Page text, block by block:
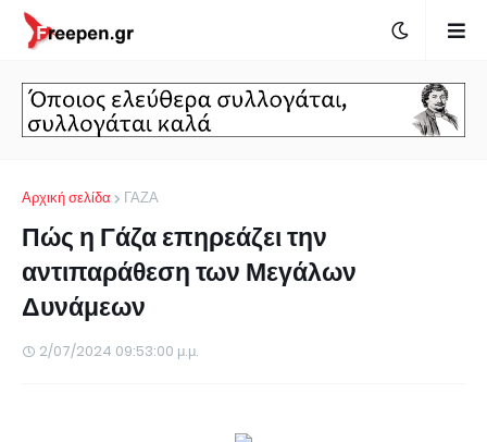
Αρχική σελίδα ΓΑΖΑ
Πώς η Γάζα επηρεάζει την
αντιπαράθεση των Μεγάλων
Δυνάμεων
2/07/2024 09:53:00 μ.μ.